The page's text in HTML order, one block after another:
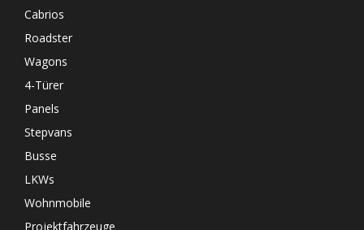
Cabrios
Roadster
Wagons
4-Türer
Panels
Stepvans
Busse
LKWs
Wohnmobile
Projektfahrzeuge